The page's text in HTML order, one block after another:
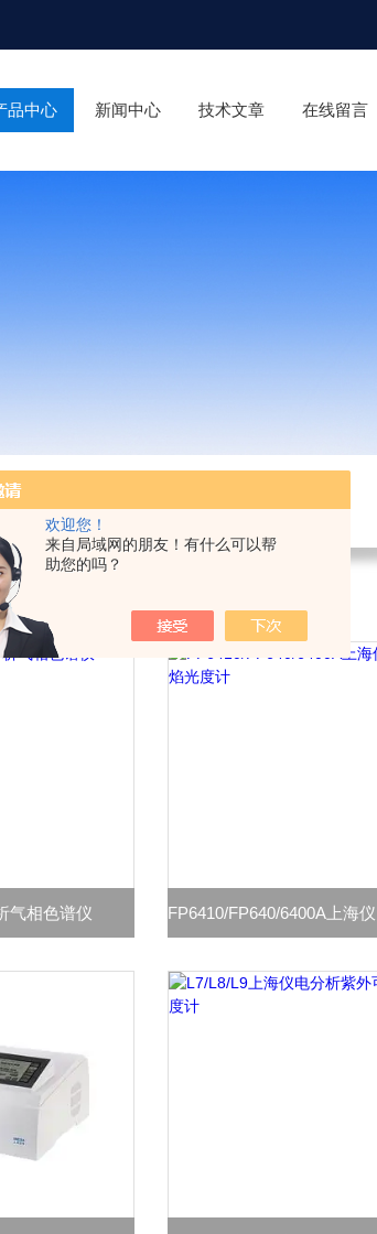
欢迎您！
来自局域网的朋友！有什么可以帮
助您的吗？
品中心 新闻中心 技术文章 在线留言
公设备及用品销售；仪器仪表技术服务、维修。
气相色谱仪